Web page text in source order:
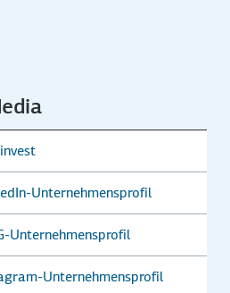
Unternehmensprofil
Unternehmensprofil
Unternehmensprofil